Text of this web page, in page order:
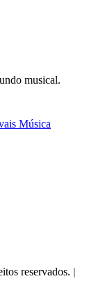
musical.
reservados. |